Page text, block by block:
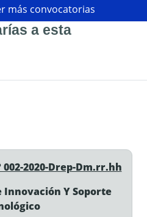
más convocatorias
a esta
2020-Drep-Dm.rr.hh
Innovación Y Soporte